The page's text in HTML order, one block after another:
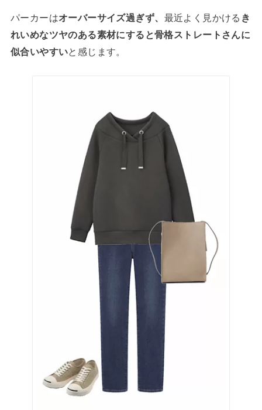
パーカーはオーバーサイズ過ぎず、 最近よく見かける き
れいめなツヤのある素材にすると骨格ストレートさんに
似合いやすいと感じます。